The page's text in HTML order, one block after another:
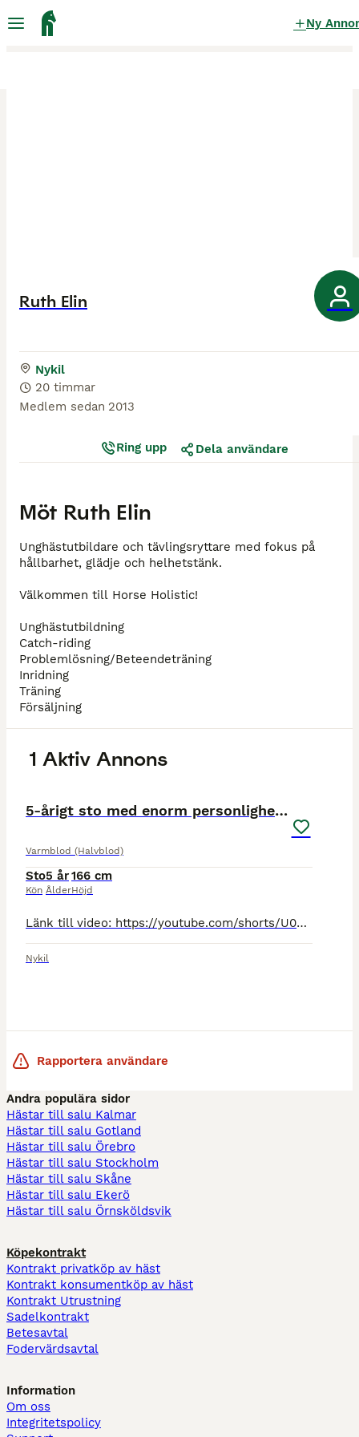
Ny
Ruth Elin
Nykil
20 timmar
Medlem sedan 2013
Möt Ruth Elin
Ring upp Dela användare
Unghästutbildare och tävlingsryttare med fokus på
hållbarhet, glädje och helhetstänk.
Välkommen till Horse Holistic!
Unghästutbildning
Catch-riding
Problemlösning/Beteendeträning
Inridning
Träning
1 Aktiv Annons
5-årigt sto med enorm personlighet och potential
Varmblod (Halvblod)
Sto
Kön
5 år
Ålder
166 cm
Höjd
Länk till video: https://youtube.com/shorts/U0XENsppDzU?is=0oTtJjJC-DQlFnd1 https://youtu.be/T6JezrriHCI?is=DPNG3cusLA4mfDdo 🌟 Lovande 5-årigt hoppsto – redo för nästa steg! Nu finns chansen at
Nykil
Rapportera användare
Andra populära sidor
Hästar till salu Kalmar
Hästar till salu Gotland
Hästar till salu Örebro
Hästar till salu Stockholm
Hästar till salu Skåne
Hästar till salu Ekerö
Hästar till salu Örnsköldsvik
Köpekontrakt
Kontrakt privatköp av häst
Kontrakt konsumentköp av häst
Kontrakt Utrustning
Sadelkontrakt
Betesavtal
Fodervärdsavtal
Information
Om oss
Integritetspolicy